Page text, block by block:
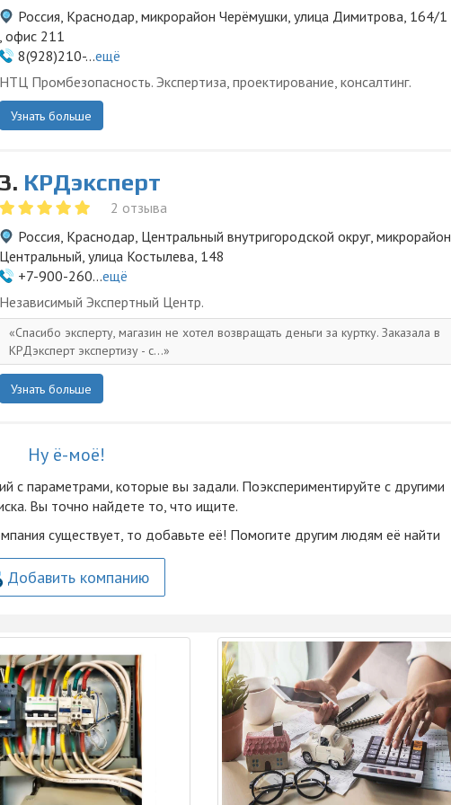
Россия, Краснодар, микрорайон Черёмушки, улица Димитрова, 164/1
, офис 211
8(928)210-...ещё
НТЦ Промбезопасность. Экспертиза, проектирование, консалтинг.
Узнать больше
3. КРДэксперт
2 отзыва
Россия, Краснодар, Центральный внутригородской округ, микрорайон
Центральный, улица Костылева, 148
+7-900-260...ещё
Независимый Экспертный Центр.
Спасибо эксперту, магазин не хотел возвращать деньги за куртку. Заказала в
КРДэксперт экспертизу - с...
Узнать больше
Ну ё-моё!
с параметрами, которые вы задали. Поэкспериментируйте с другими
Вы точно найдете то, что ищите.
существует, то добавьте её! Помогите другим людям её найти
Добавить компанию